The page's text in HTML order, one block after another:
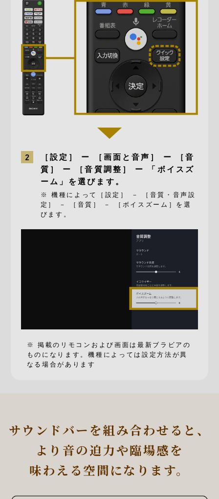
［設定］ ー ［画面と音声］ ー ［音
質］ ー ［音質調整］ ー 「ボイスズ
ーム」を選びます。
※ 機種によって［設定］ － ［音質・音声設
定］ － ［音質］ － ［ボイスズーム］を選
びます。
※ 掲載のリモコンおよび画面は最新ブラビアの
ものになります。機種によっては設定方法が異
なる場合があります
サウンドバーを組み合わせると、
より音の迫力や臨場感を
味わえる空間になります。